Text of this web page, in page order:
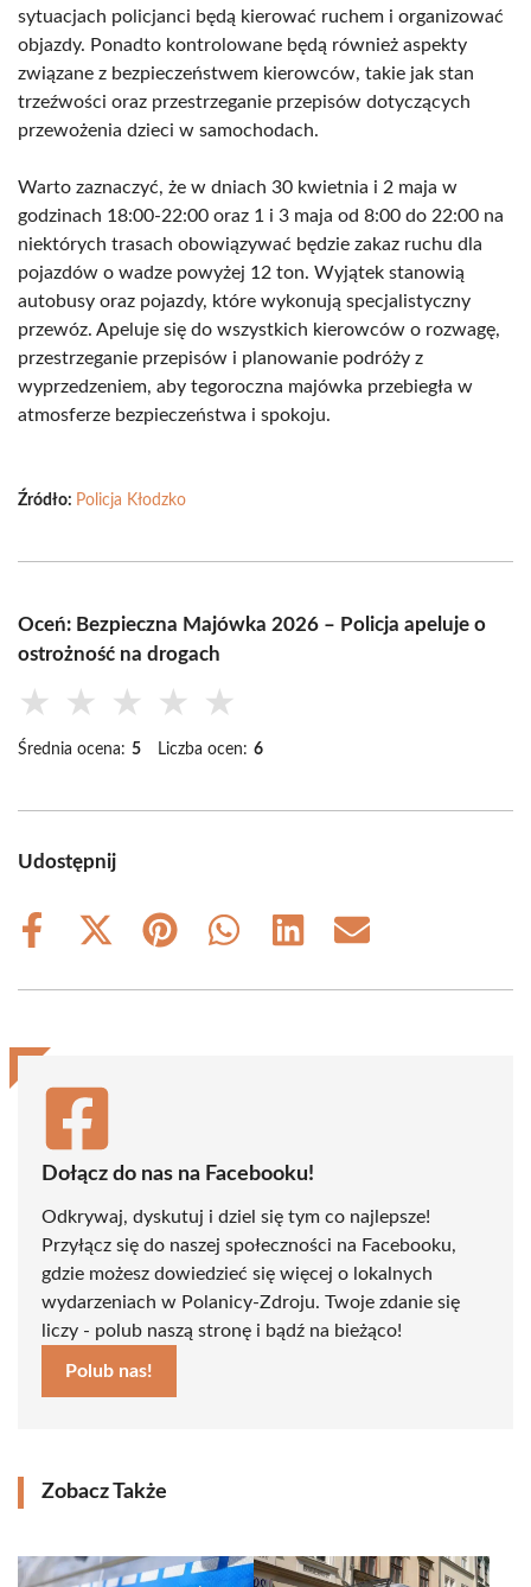
sytuacjach policjanci będą kierować ruchem i organizować
objazdy. Ponadto kontrolowane będą również aspekty
związane z bezpieczeństwem kierowców, takie jak stan
trzeźwości oraz przestrzeganie przepisów dotyczących
przewożenia dzieci w samochodach.
Warto zaznaczyć, że w dniach 30 kwietnia i 2 maja w
godzinach 18:00-22:00 oraz 1 i 3 maja od 8:00 do 22:00 na
niektórych trasach obowiązywać będzie zakaz ruchu dla
pojazdów o wadze powyżej 12 ton. Wyjątek stanowią
autobusy oraz pojazdy, które wykonują specjalistyczny
przewóz. Apeluje się do wszystkich kierowców o rozwagę,
przestrzeganie przepisów i planowanie podróży z
wyprzedzeniem, aby tegoroczna majówka przebiegła w
atmosferze bezpieczeństwa i spokoju.
Źródło: Policja Kłodzko
Oceń: Bezpieczna Majówka 2026 – Policja apeluje o
ostrożność na drogach
★ ★ ★ ★ ★
Średnia ocena: 5 Liczba ocen: 6
Udostępnij
Share
Share
(Twitter)
Share
Share
Share
Share
Dołącz do nas na Facebooku!
Odkrywaj, dyskutuj i dziel się tym co najlepsze!
Przyłącz się do naszej społeczności na Facebooku,
gdzie możesz dowiedzieć się więcej o lokalnych
wydarzeniach w Polanicy-Zdroju. Twoje zdanie się
liczy - polub naszą stronę i bądź na bieżąco!
Polub nas!
Zobacz Także